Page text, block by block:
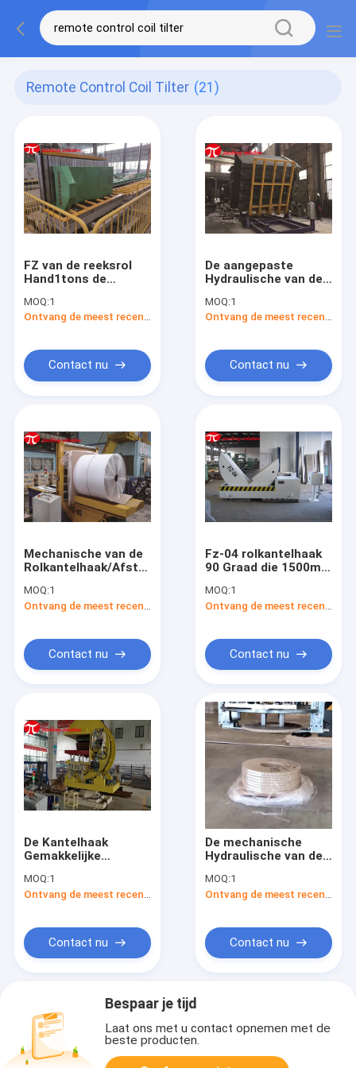
Remote Control Coil Tilter (21)
FZ van de reeksrol
Hand1tons de
Upender van de de
Kantelhaakmachine
van Lijst
MOQ:1
Ontvang de meest recente Prijs
Contact nu
De aangepaste
Hydraulische van de
Rolkantelhaak van de
de Machinevorm
van Upender
MOQ:1
Ontvang de meest recente Prijs
Contact nu
Mechanische van de
Rolkantelhaak/Afstandsbediening
de Rolomzet volgens
Behoeften
MOQ:1
Contact nu
Fz-04 rolkantelhaak
90 Graad die 1500mm
draaien van de
Diameter4000kg
MOQ:1
Contact nu
De Kantelhaak
Gemakkelijke
overdracht
Mechanische Rol de
Leiding
MOQ:1
Contact nu
De mechanische
Hydraulische van de
Afstandsbediening5t
Lading van de
Rolomzet
MOQ:1
Contact nu
Bespaar je tijd
Laat ons met u contact opnemen met de
beste producten.